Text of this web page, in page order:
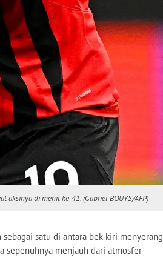
di menit ke-41. (Gabriel BOUYS/AFP)
satu di antara bek kiri menyerang
sepenuhnya menjauh dari atmosfer